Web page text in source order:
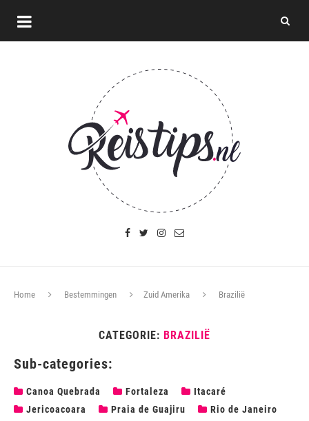
Home Bestemmingen Zuid Amerika Brazilië
CATEGORIE: BRAZILIË
Sub-categories:
Canoa Quebrada Fortaleza
Itacaré
Jericoacoara
Praia de Guajiru
Rio de Janeiro